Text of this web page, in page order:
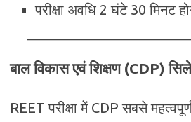
परीक्षा अवधि 2 घंटे 30 मिनट
बाल विकास एवं शिक्षण (CDP)
REET परीक्षा में CDP सबसे